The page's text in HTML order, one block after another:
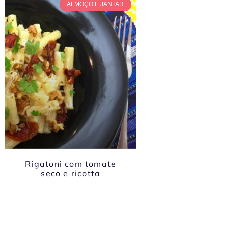
ALMOÇO E JANTAR
Rigatoni com tomate
seco e ricotta